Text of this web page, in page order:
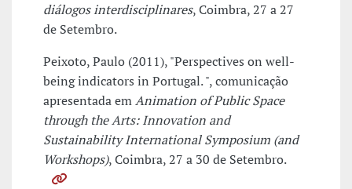
diálogos interdisciplinares, Coimbra, 27 a 27
de Setembro.
Peixoto, Paulo (2011), "Perspectives on well-
being indicators in Portugal. ", comunicação
apresentada emAnimation of Public Space
through the Arts: Innovation and
Sustainability International Symposium (and
Workshops), Coimbra, 27 a 30 de Setembro.